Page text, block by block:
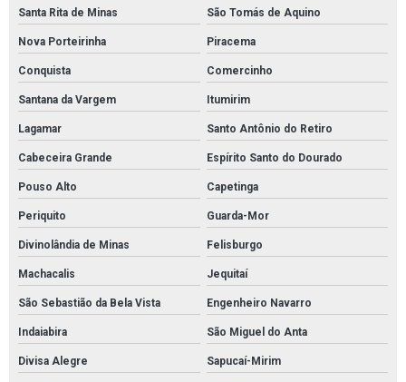
Santa Rita de Minas São Tomás de Aquino
Nova Porteirinha Piracema
Conquista Comercinho
Santana da Vargem Itumirim
Lagamar Santo Antônio do Retiro
Cabeceira Grande Espírito Santo do Dourado
Pouso Alto Capetinga
Periquito Guarda-Mor
Divinolândia de Minas Felisburgo
Machacalis Jequitaí
São Sebastião da Bela Vista Engenheiro Navarro
Indaiabira São Miguel do Anta
Divisa Alegre Sapucaí-Mirim